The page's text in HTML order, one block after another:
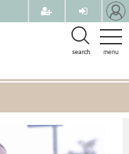
menu
search